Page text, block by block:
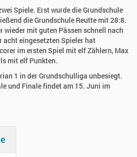
Spiele. Erst wurde die Grundschule
die Grundschule Reutte mit 28:8.
wieder mit guten Pässen schnell nach
acht eingesetzten Spieler hat
im ersten Spiel mit elf Zählern, Max
mit elf Punkten.
1 in der Grundschulliga unbesiegt.
und Finale findet am 15. Juni im